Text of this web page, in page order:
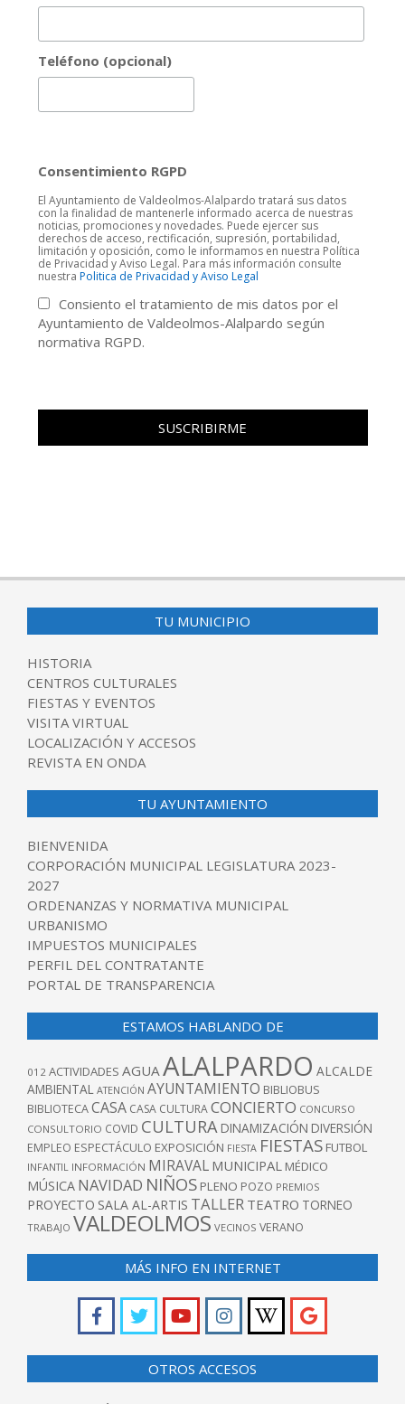
Teléfono (opcional)
Consentimiento RGPD
El Ayuntamiento de Valdeolmos-Alalpardo tratará sus datos
con la finalidad de mantenerle informado acerca de nuestras
noticias, promociones y novedades. Puede ejercer sus
derechos de acceso, rectificación, supresión, portabilidad,
limitación y oposición, como le informamos en nuestra Política
de Privacidad y Aviso Legal. Para más información consulte
nuestra Politica de Privacidad y Aviso Legal
Consiento el tratamiento de mis datos por el
Ayuntamiento de Valdeolmos-Alalpardo según
normativa RGPD.
TU MUNICIPIO
HISTORIA
CENTROS CULTURALES
FIESTAS Y EVENTOS
VISITA VIRTUAL
LOCALIZACIÓN Y ACCESOS
REVISTA EN ONDA
TU AYUNTAMIENTO
BIENVENIDA
CORPORACIÓN MUNICIPAL LEGISLATURA 2023-
2027
ORDENANZAS Y NORMATIVA MUNICIPAL
URBANISMO
IMPUESTOS MUNICIPALES
PERFIL DEL CONTRATANTE
PORTAL DE TRANSPARENCIA
ESTAMOS HABLANDO DE
012 ACTIVIDADES AGUA ALALPARDO ALCALDE
AMBIENTAL ATENCIÓN AYUNTAMIENTO BIBLIOBUS
BIBLIOTECACASA CASA CULTURACONCIERTO CONCURSO
CONSULTORIO COVID CULTURA DINAMIZACIÓN DIVERSIÓN
EMPLEO ESPECTÁCULO EXPOSICIÓN FIESTA FIESTAS FUTBOL
INFANTIL INFORMACIÓN MIRAVAL MUNICIPAL MÉDICO
MÚSICA NAVIDAD NIÑOS PLENO POZO PREMIOS
PROYECTO SALA AL-ARTIS TALLER TEATRO TORNEO
TRABAJO VALDEOLMOS VECINOS VERANO
MÁS INFO EN INTERNET
OTROS ACCESOS